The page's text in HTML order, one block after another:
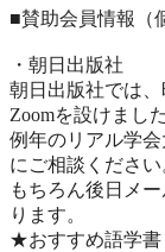
■賛助会員情報（
・朝日出版社
朝日出版社では
Zoomを設けました
例年のリアル学会
にご相談ください
もちろん後日メ
ります。
★おすすめ語学